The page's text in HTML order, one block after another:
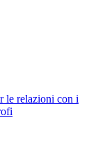
le relazioni con i